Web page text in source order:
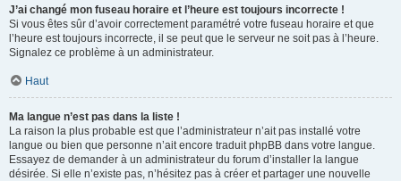
J’ai changé mon fuseau horaire et l’heure est toujours incorrecte !
Si vous êtes sûr d’avoir correctement paramétré votre fuseau horaire et que
l’heure est toujours incorrecte, il se peut que le serveur ne soit pas à l’heure.
Signalez ce problème à un administrateur.
Haut
Ma langue n’est pas dans la liste !
La raison la plus probable est que l’administrateur n’ait pas installé votre
langue ou bien que personne n’ait encore traduit phpBB dans votre langue.
Essayez de demander à un administrateur du forum d’installer la langue
désirée. Si elle n’existe pas, n’hésitez pas à créer et partager une nouvelle